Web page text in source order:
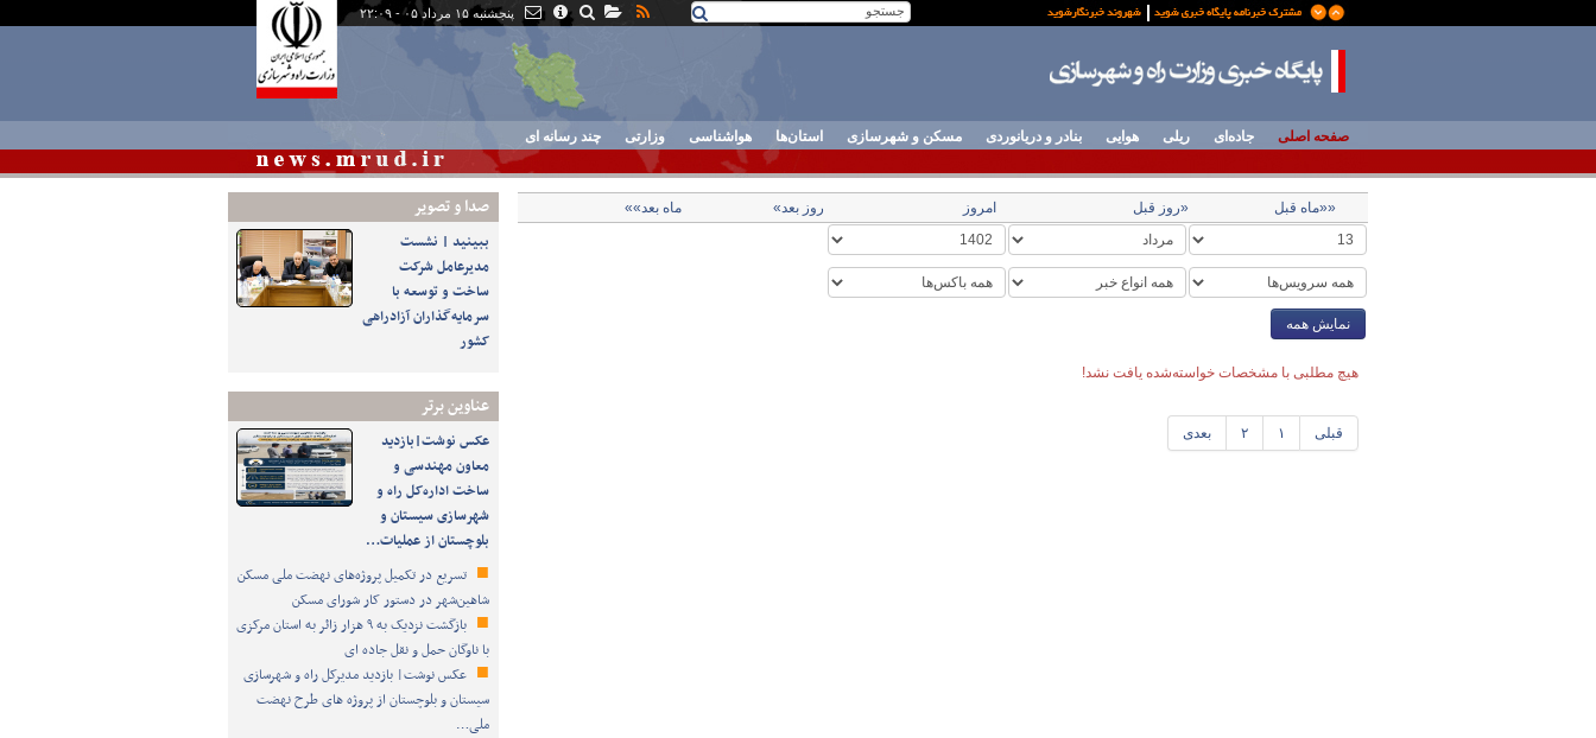
پنجشنبه ۱۵ مرداد ۰۵ - ۲۲:۰۹
صفحه اصلی جاده‌ای ریلی هوایی بنادر و دریانوردی مسکن و شهرسازی استان‌ها هواشناسی وزارتی چند رسانه ای
صدا و تصوير
ببینید | نشست
مدیرعامل شرکت
ساخت و توسعه با
سرمایه‌گذاران آزادراهی
کشور
عناوین برتر
عکس نوشت|بازدید
معاون مهندسی و
ساخت اداره‌کل راه و
شهرسازی سیستان و
بلوچستان از عملیات…
تسریع در تکمیل پروژه‌های نهضت ملی مسکن
شاهین‌شهر در دستور کار شورای مسکن
بازگشت نزدیک به ۹ هزار زائر به استان مرکزی
با ناوگان حمل و نقل جاده ای
عکس نوشت| بازدید مدیرکل راه و شهرسازی
سیستان و بلوچستان از پروژه های طرح نهضت
ملی…
««ماه قبل «روز قبل امروز روز بعد» ماه بعد»»
نمایش همه
هیچ مطلبی با مشخصات خواسته‌شده یافت نشد!
قبلی ۱ ۲ بعدی